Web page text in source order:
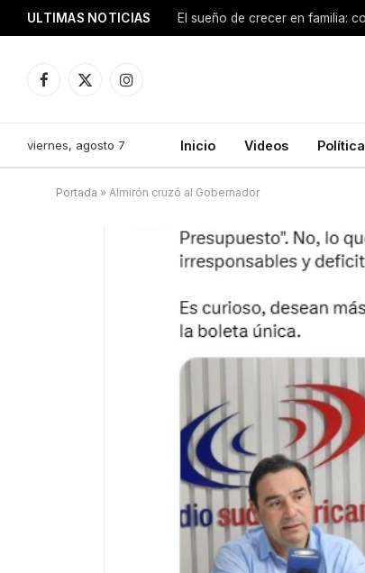
ULTIMAS NOTICIAS
Facebook
X
Instagram
viernes, agosto 7 Inicio Videos Política
Portada » Almirón cruzó al Gobernador